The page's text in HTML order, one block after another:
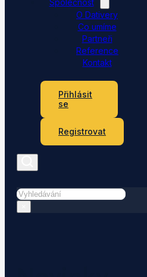
Společnost
O Dativery
Co umíme
Partneři
Reference
Kontakt
Přihlásit
se
Registrovat
Hledat